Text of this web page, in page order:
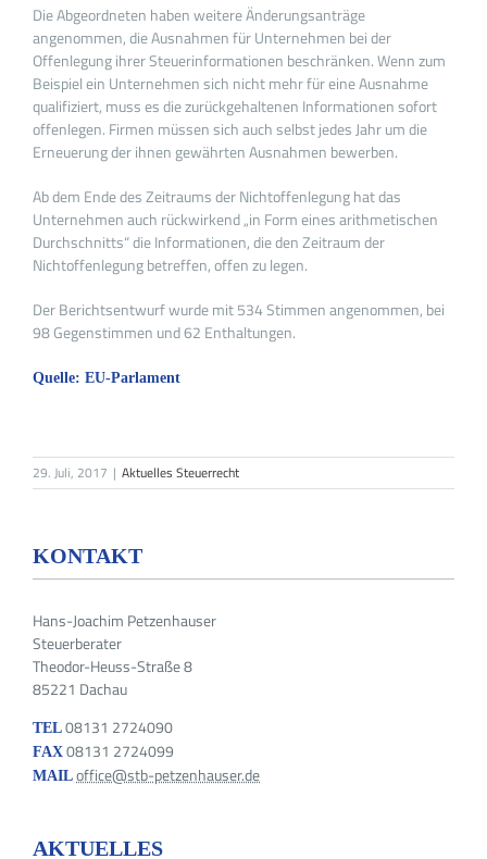
Die Abgeordneten haben weitere Änderungsanträge
angenommen, die Ausnahmen für Unternehmen bei der
Offenlegung ihrer Steuerinformationen beschränken. Wenn zum
Beispiel ein Unternehmen sich nicht mehr für eine Ausnahme
qualifiziert, muss es die zurückgehaltenen Informationen sofort
offenlegen. Firmen müssen sich auch selbst jedes Jahr um die
Erneuerung der ihnen gewährten Ausnahmen bewerben.
Ab dem Ende des Zeitraums der Nichtoffenlegung hat das
Unternehmen auch rückwirkend „in Form eines arithmetischen
Durchschnitts“ die Informationen, die den Zeitraum der
Nichtoffenlegung betreffen, offen zu legen.
Der Berichtsentwurf wurde mit 534 Stimmen angenommen, bei
98 Gegenstimmen und 62 Enthaltungen.
Quelle: EU-Parlament
29. Juli, 2017 | Aktuelles Steuerrecht
KONTAKT
Hans-Joachim Petzenhauser
Steuerberater
Theodor-Heuss-Straße 8
85221 Dachau
TEL 08131 2724090
FAX 08131 2724099
MAIL office@stb-petzenhauser.de
AKTUELLES